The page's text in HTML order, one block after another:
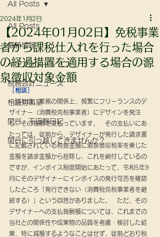
All Posts
最新情報
インフォメーション
税務会計ニュース
相続対策室
関谷・下田野日記
関谷に引っ越してきませんか？
All Posts
【2024年01月02日】免税事業
者から課税仕入れを行った場合
の経過措置を適用する場合の源
泉徴収対象金額
2024年1月2日
［相談］
当社は、業務の関係上、頻繁にフリーランスのデ
ザイナー（消費税免税事業者）にデザインを発注
し、その報酬を支払っています。　その支払いにあ
たっては、従前から、デザイナーが発行した請求書
に記載されている税抜金額に源泉徴収税率を乗じた
金額を請求金額から控除し、これを納付しているの
ですが、インボイス制度開始にあたって、令和5年9
月にそのデザイナーにインボイスの発行可否を確認
したところ「発行できない（消費税免税事業者を継
続する）」という回答がありました。　ただ、その
デザイナーへの支払報酬額については、これまでの
当社との関係性や成果物の品質を考慮・検討した結
果、特に減額するようなことはせず、従前どおり税